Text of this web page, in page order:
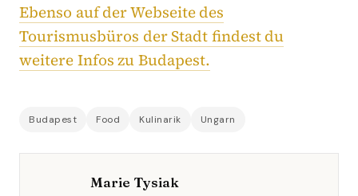
Ebenso auf der Webseite des
Tourismusbüros der Stadt findest du
weitere Infos zu Budapest.
Budapest Food Kulinarik Ungarn
Marie Tysiak